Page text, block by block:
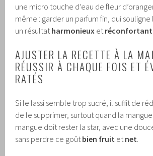
une micro touche d’eau de fleur
même : garder un parfum fin, qui
un résultat harmonieux et réconfortant
AJUSTER LA RECETTE À LA
RÉUSSIR À CHAQUE FOIS ET
RATÉS
Si le lassi semble trop sucré, il suffit de
de le supprimer, surtout quand la
mangue doit rester la star, avec une
sans perdre ce goût bien fruit et net